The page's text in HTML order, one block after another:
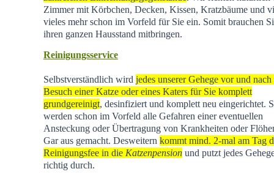
Zimmer mit Körbchen, Decken, Kissen, Kratzbäume und
vieles mehr schon im Vorfeld für Sie ein. Somit brauchen
ihren ganzen Hausstand mitbringen.
Reinigungsservice
Selbstverständlich wird jedes unserer Gehege vor und nach
Besuch einer Katze oder eines Katers für Sie komplett
grundgereinigt, desinfiziert und komplett neu eingerichtet.
werden schon im Vorfeld alle Gefahren einer eventuellen
Ansteckung oder Übertragung von Krankheiten oder
Gar aus gemacht. Desweitern kommt mind. 2-mal am Tag
Reinigungsfee in die Katzenpensionund putzt jedes
richtig durch.